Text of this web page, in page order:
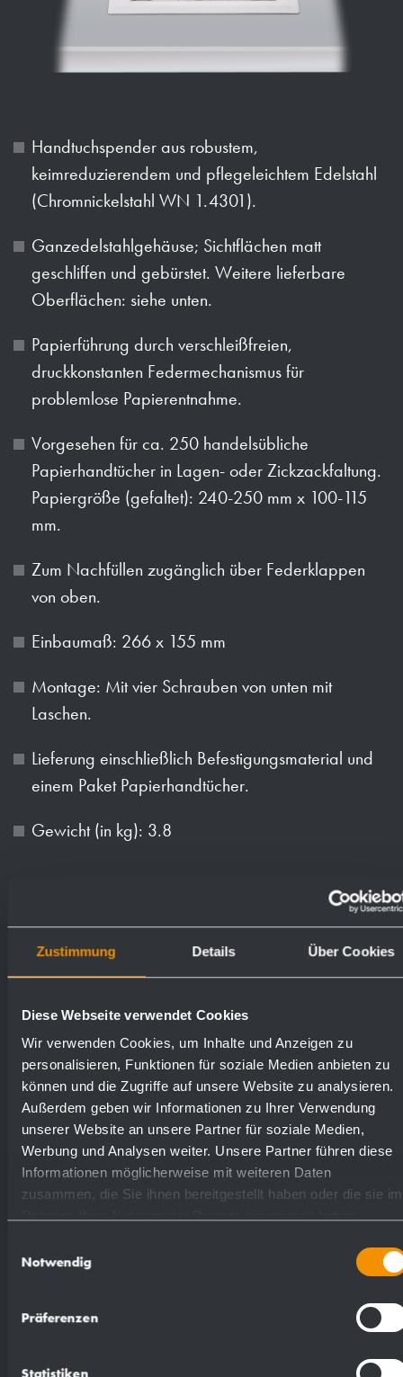
Zustimmung Details Über Cookies
Diese Webseite verwendet Cookies
Wir verwenden Cookies, um Inhalte und Anzeigen zu
personalisieren, Funktionen für soziale Medien anbieten zu
können und die Zugriffe auf unsere Website zu analysieren.
Außerdem geben wir Informationen zu Ihrer Verwendung
unserer Website an unsere Partner für soziale Medien,
Werbung und Analysen weiter. Unsere Partner führen diese
Informationen möglicherweise mit weiteren Daten
zusammen, die Sie ihnen bereitgestellt haben oder die sie im
Notwendig
Präferenzen
Statistiken
Handtuchspender aus robustem,
keimreduzierendem und pflegeleichtem Edelstahl
(Chromnickelstahl WN 1.4301).
Ganzedelstahlgehäuse; Sichtflächen matt
geschliffen und gebürstet. Weitere lieferbare
Oberflächen: siehe unten.
Papierführung durch verschleißfreien,
druckkonstanten Federmechanismus für
problemlose Papierentnahme.
Vorgesehen für ca. 250 handelsübliche
Papierhandtücher in Lagen- oder Zickzackfaltung.
Papiergröße (gefaltet): 240-250 mm x 100-115
mm.
Zum Nachfüllen zugänglich über Federklappen
von oben.
Einbaumaß: 266 x 155 mm
Montage: Mit vier Schrauben von unten mit
Laschen.
Lieferung einschließlich Befestigungsmaterial und
einem Paket Papierhandtücher.
Gewicht (in kg): 3.8
Bestellnummern
matt geschliffen (standard) 727040
hochglanzpoliert 731040
(farbig) Pulver-beschichtet 728040
Textvorschlag für Ausschreibungen:
Handtuchspender aus Edelstahl
Montage. Ganzedelstahlgehäuse; Sichtflächen